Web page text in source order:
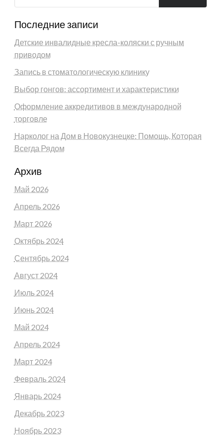
Последние записи
Детские инвалидные кресла-коляски с ручным
приводом
Запись в стоматологическую клинику
Выбор гонгов: ассортимент и характеристики
Оформление аккредитивов в международной
торговле
Нарколог на Дом в Новокузнецке: Помощь, Которая
Всегда Рядом
Архив
Май 2026
Апрель 2026
Март 2026
Октябрь 2024
Сентябрь 2024
Август 2024
Июль 2024
Июнь 2024
Май 2024
Апрель 2024
Март 2024
Февраль 2024
Январь 2024
Декабрь 2023
Ноябрь 2023